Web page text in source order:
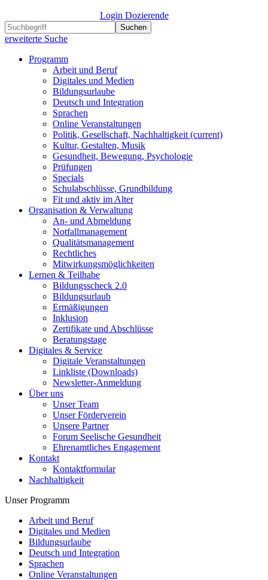
Login Dozierende
Suchen
erweiterte Suche
Programm
Arbeit und Beruf
Digitales und Medien
Bildungsurlaube
Deutsch und Integration
Sprachen
Online Veranstaltungen
Politik, Gesellschaft, Nachhaltigkeit (current)
Kultur, Gestalten, Musik
Gesundheit, Bewegung, Psychologie
Prüfungen
Specials
Schulabschlüsse, Grundbildung
Fit und aktiv im Alter
Organisation & Verwaltung
An- und Abmeldung
Notfallmanagement
Qualitätsmanagement
Rechtliches
Mitwirkungsmöglichkeiten
Lernen & Teilhabe
Bildungsscheck 2.0
Bildungsurlaub
Ermäßigungen
Inklusion
Zertifikate und Abschlüsse
Beratungstage
Digitales & Service
Digitale Veranstaltungen
Linkliste (Downloads)
Newsletter-Anmeldung
Über uns
Unser Team
Unser Förderverein
Unsere Partner
Forum Seelische Gesundheit
Ehrenamtliches Engagement
Kontakt
Kontaktformular
Nachhaltigkeit
Unser Programm
Arbeit und Beruf
Digitales und Medien
Bildungsurlaube
Deutsch und Integration
Sprachen
Online Veranstaltungen